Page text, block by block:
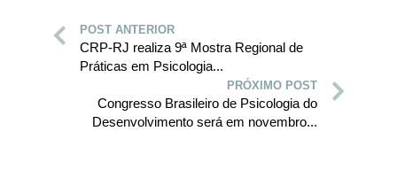
POST ANTERIOR
CRP-RJ realiza 9ª Mostra Regional de
Práticas em Psicologia...
PRÓXIMO POST
Congresso Brasileiro de Psicologia do
Desenvolvimento será em novembro...